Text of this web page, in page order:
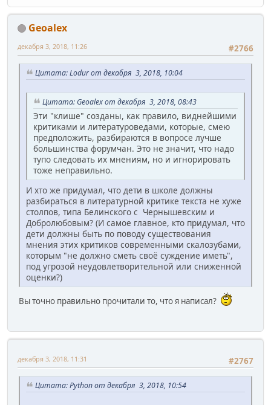
Geoalex
#2766
декабря 3, 2018, 11:26
Цитата: Lodur от декабря 3, 2018, 10:04
Цитата: Geoalex от декабря 3, 2018, 08:43
Эти "клише" созданы, как правило, виднейшими
критиками и литературоведами, которые, смею
предположить, разбираются в вопросе лучше
большинства форумчан. Это не значит, что надо
тупо следовать их мнениям, но и игнорировать
тоже неправильно.
И хто же придумал, что дети в школе должны
разбираться в литературной критике текста не хуже
столпов, типа Белинского с Чернышевским и
Добролюбовым? (И самое главное, кто придумал, что
дети должны быть по поводу существования
мнения этих критиков современными скалозубами,
которым "не должно сметь своё суждение иметь",
под угрозой неудовлетворительной или сниженной
оценки?)
Вы точно правильно прочитали то, что я написал?
#2767
декабря 3, 2018, 11:31
Цитата: Python от декабря 3, 2018, 10:54